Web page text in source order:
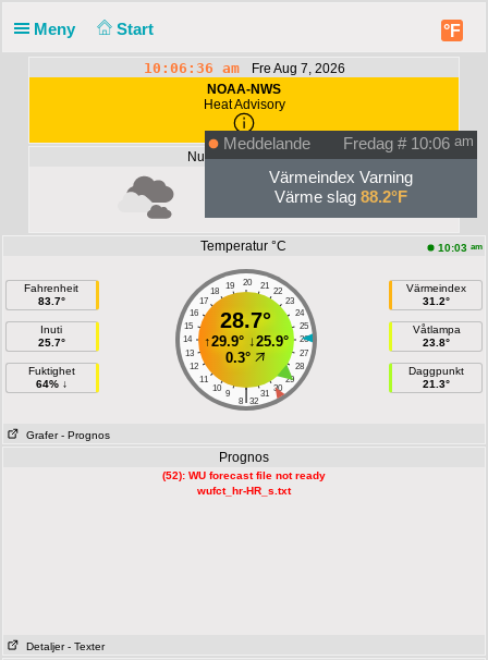
Meny Start °F
10:06:36 am
Fre Aug 7, 2026
NOAA-NWS
Heat Advisory
Nuvarande himmel
Unknown
Temperatur °C 10:03 am
Fahrenheit
83.7°
Inuti
25.7°
Fuktighet
64% ↓
20
19 21
18
22
17
23
16
24
15
25
14
26
13
27
12
28
11
29
10
30
9 31
|
8 32
28.7°
↑29.9°↓25.9°
0.3°
Värmeindex
31.2°
Våtlampa
23.8°
Daggpunkt
21.3°
Grafer - Prognos
Prognos
(52): WU forecast file not ready
wufct_hr-HR_s.txt
Detaljer - Texter
Meddelande Fredag ​​# 10:06 am
Värmeindex Varning
Värme slag 88.2°F